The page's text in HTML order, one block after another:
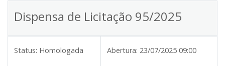
Dispensa de Licitação 95/2025
Status: Homologada Abertura: 23/07/2025 09:00